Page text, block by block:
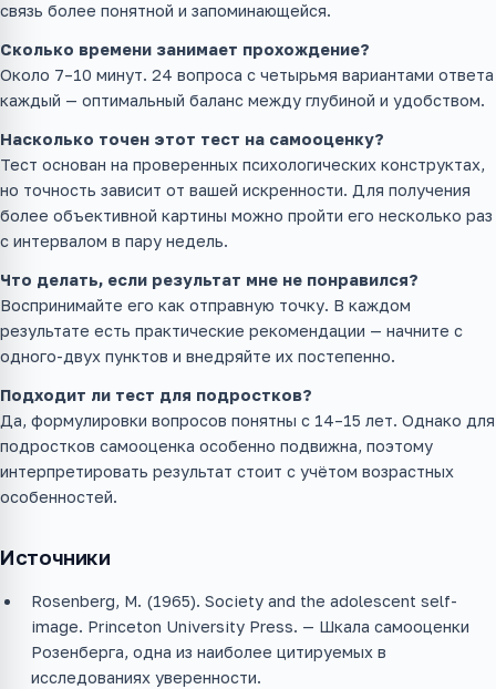
связь более понятной и запоминающейся.
Сколько времени занимает прохождение?
Около 7–10 минут. 24 вопроса с четырьмя вариантами ответа
каждый — оптимальный баланс между глубиной и удобством.
Насколько точен этот тест на самооценку?
Тест основан на проверенных психологических конструктах,
но точность зависит от вашей искренности. Для получения
более объективной картины можно пройти его несколько раз
с интервалом в пару недель.
Что делать, если результат мне не понравился?
Воспринимайте его как отправную точку. В каждом
результате есть практические рекомендации — начните с
одного-двух пунктов и внедряйте их постепенно.
Подходит ли тест для подростков?
Да, формулировки вопросов понятны с 14–15 лет. Однако для
подростков самооценка особенно подвижна, поэтому
интерпретировать результат стоит с учётом возрастных
особенностей.
Источники
Rosenberg, M. (1965). Society and the adolescent self-
image. Princeton University Press. — Шкала самооценки
Розенберга, одна из наиболее цитируемых в
исследованиях уверенности.